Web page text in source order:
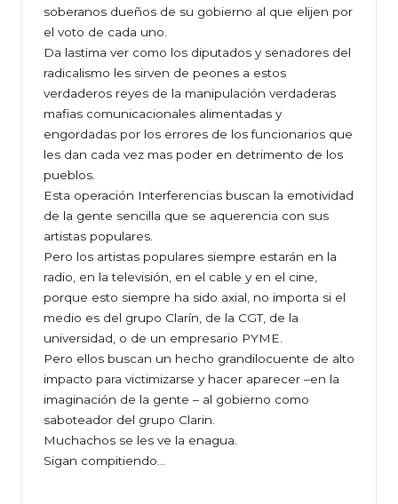
soberanos dueños de su gobierno al que elijen por
el voto de cada uno.
Da lastima ver como los diputados y senadores del
radicalismo les sirven de peones a estos
verdaderos reyes de la manipulación verdaderas
mafias comunicacionales alimentadas y
engordadas por los errores de los funcionarios que
les dan cada vez mas poder en detrimento de los
pueblos.
Esta operación Interferencias buscan la emotividad
de la gente sencilla que se aquerencia con sus
artistas populares.
Pero los artistas populares siempre estarán en la
radio, en la televisión, en el cable y en el cine,
porque esto siempre ha sido axial, no importa si el
medio es del grupo Clarín, de la CGT, de la
universidad, o de un empresario PYME.
Pero ellos buscan un hecho grandilocuente de alto
impacto para victimizarse y hacer aparecer –en la
imaginación de la gente – al gobierno como
saboteador del grupo Clarin.
Muchachos se les ve la enagua.
Sigan compitiendo…